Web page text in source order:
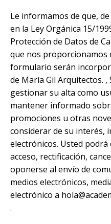
Le informamos de que,
en la Ley Orgánica 15/
Protección de Datos de
que nos proporcionamos
formulario serán
de María Gil Arquitectos. ,
gestionar su alta como
mantener informado
promociones u otras
considerar de su interés,
electrónicos. Usted
acceso, rectificación,
oponerse al envío de
medios electrónicos,
electrónico a
.